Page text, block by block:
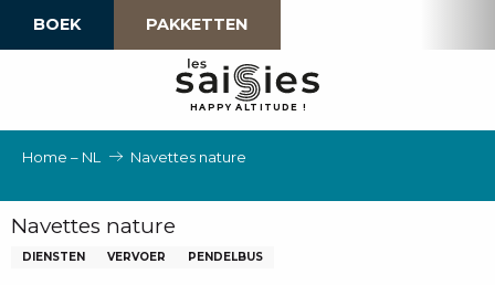
BOEK PAKKETTEN
HAPPY ALTI TU D E !
Home – NL Navettes nature
Navettes nature
DIENSTEN VERVOER PENDELBUS